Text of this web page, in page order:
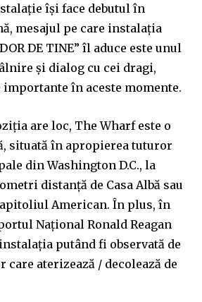
își face debutul în
mesajul pe care instalația
DE TINE” îl aduce este unul
și dialog cu cei dragi,
în aceste momente.
are loc, The Wharf este o
situată în apropierea tuturor
din Washington D.C., la
distanță de Casa Albă sau
American. În plus, în
Național Ronald Reagan
putând fi observată de
aterizează / decolează de